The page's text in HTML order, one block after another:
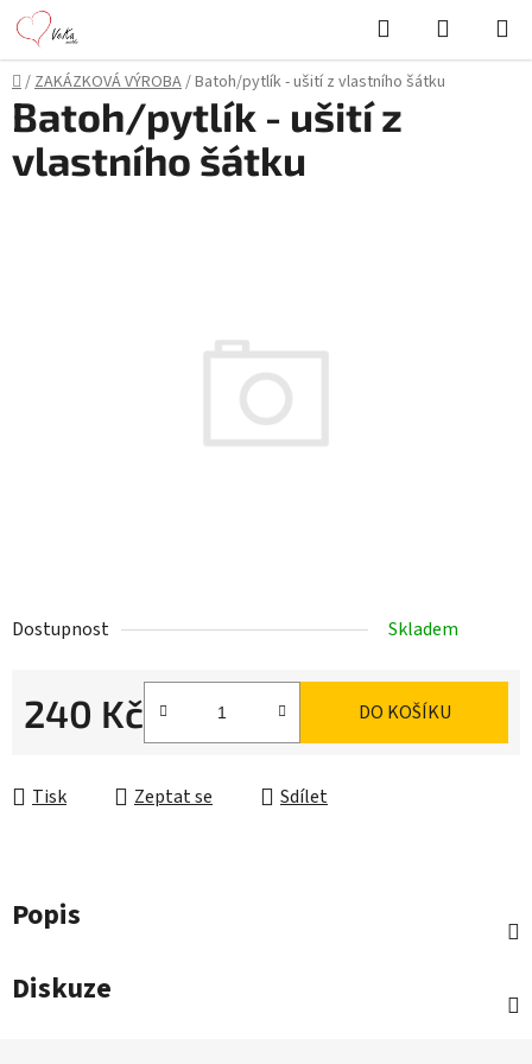
Přejít
na
obsah
Hledat
KOŠÍK
Domů
/ZAKÁZKOVÁ VÝROBA/Batoh/pytlík - ušití z vlastního šátku
Dostupnost Skladem
240 Kč DO KOŠÍKU
Tisk Zeptat se Sdílet
Batoh/pytlík - ušití z
vlastního šátku
Popis
Diskuze